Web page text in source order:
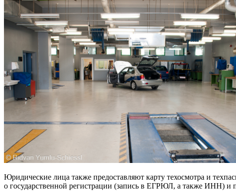
Юридические лица также предоставляют карту техосмотра и
о государственной регистрации (запись в ЕГРЮЛ, а также ИНН) и